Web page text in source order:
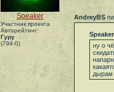
Speaker
Участник проекта
Авторейтинг:
Гуру
(794-0)
AndreyBS
Speaker
ну о
дырам